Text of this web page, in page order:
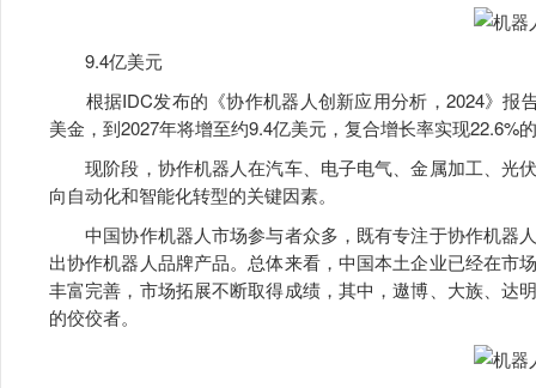
9.4亿美元
根据IDC发布的《协作机器人创新应用分析，2024》报
美金，到2027年将增至约9.4亿美元，复合增长率实现22.6%
现阶段，协作机器人在汽车、电子电气、金属加工、光
向自动化和智能化转型的关键因素。
中国协作机器人市场参与者众多，既有专注于协作机器
出协作机器人品牌产品。总体来看，中国本土企业已经在市
丰富完善，市场拓展不断取得成绩，其中，遨博、大族、达
的佼佼者。